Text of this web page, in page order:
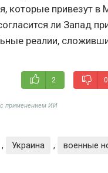
которые привезут в
ли Запад
реалии,
2 0
применением ИИ
, Украина , военные